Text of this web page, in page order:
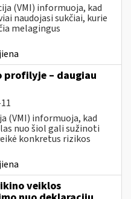
(VMI) informuoja, kad
naudojasi sukčiai, kurie
melagingus
profilyje – daugiau
(VMI) informuoja, kad
nuo šiol gali sužinoti
konkretus rizikos
veiklos